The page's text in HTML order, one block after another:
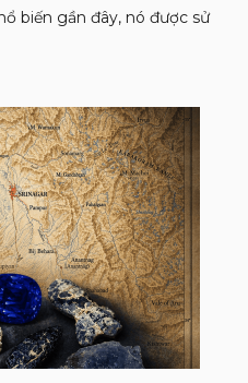
biến gần đây, nó được sử